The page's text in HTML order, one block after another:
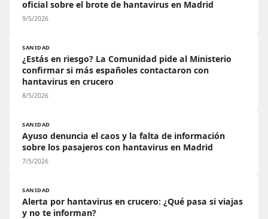
oficial sobre el brote de hantavirus en Madrid
9/5/2026
SANIDAD
¿Estás en riesgo? La Comunidad pide al Ministerio
confirmar si más españoles contactaron con
hantavirus en crucero
8/5/2026
SANIDAD
Ayuso denuncia el caos y la falta de información
sobre los pasajeros con hantavirus en Madrid
7/5/2026
SANIDAD
Alerta por hantavirus en crucero: ¿Qué pasa si viajas
y no te informan?